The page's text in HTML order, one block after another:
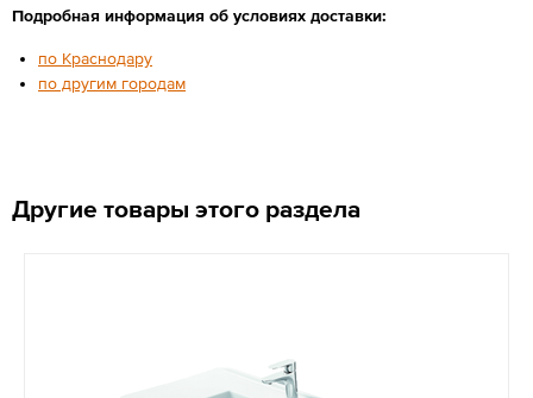
Подробная информация об условиях доставки:
по Краснодару
по другим городам
Другие товары этого раздела